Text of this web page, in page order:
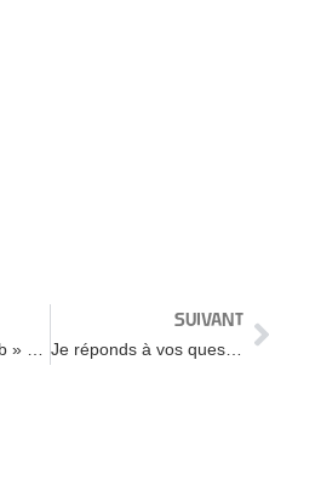
SUIVANT
Je réponds à vos questions (Entreprendre aux USA, expérience, Los Angeles) – La FAQ des 1000 abonnés